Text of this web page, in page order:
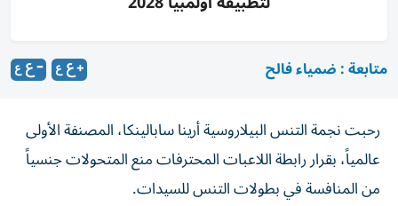
متابعة : ضمياء فالح
رحبت نجمة التنس البيلاروسية أرينا سابالينكا، المصنفة الأولى
عالمياً، بقرار رابطة اللاعبات المحترفات منع المتحولات جنسياً
من المنافسة في بطولات التنس للسيدات.